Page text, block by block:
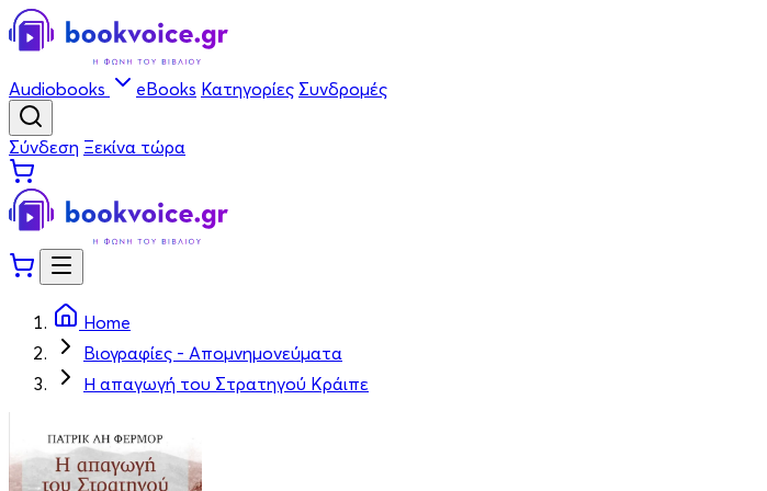
Audiobooks eBooks Κατηγορίες Συνδρομές
Σύνδεση Ξεκίνα τώρα
Home
Βιογραφίες - Απομνημονεύματα
Η απαγωγή του Στρατηγού Κράιπε